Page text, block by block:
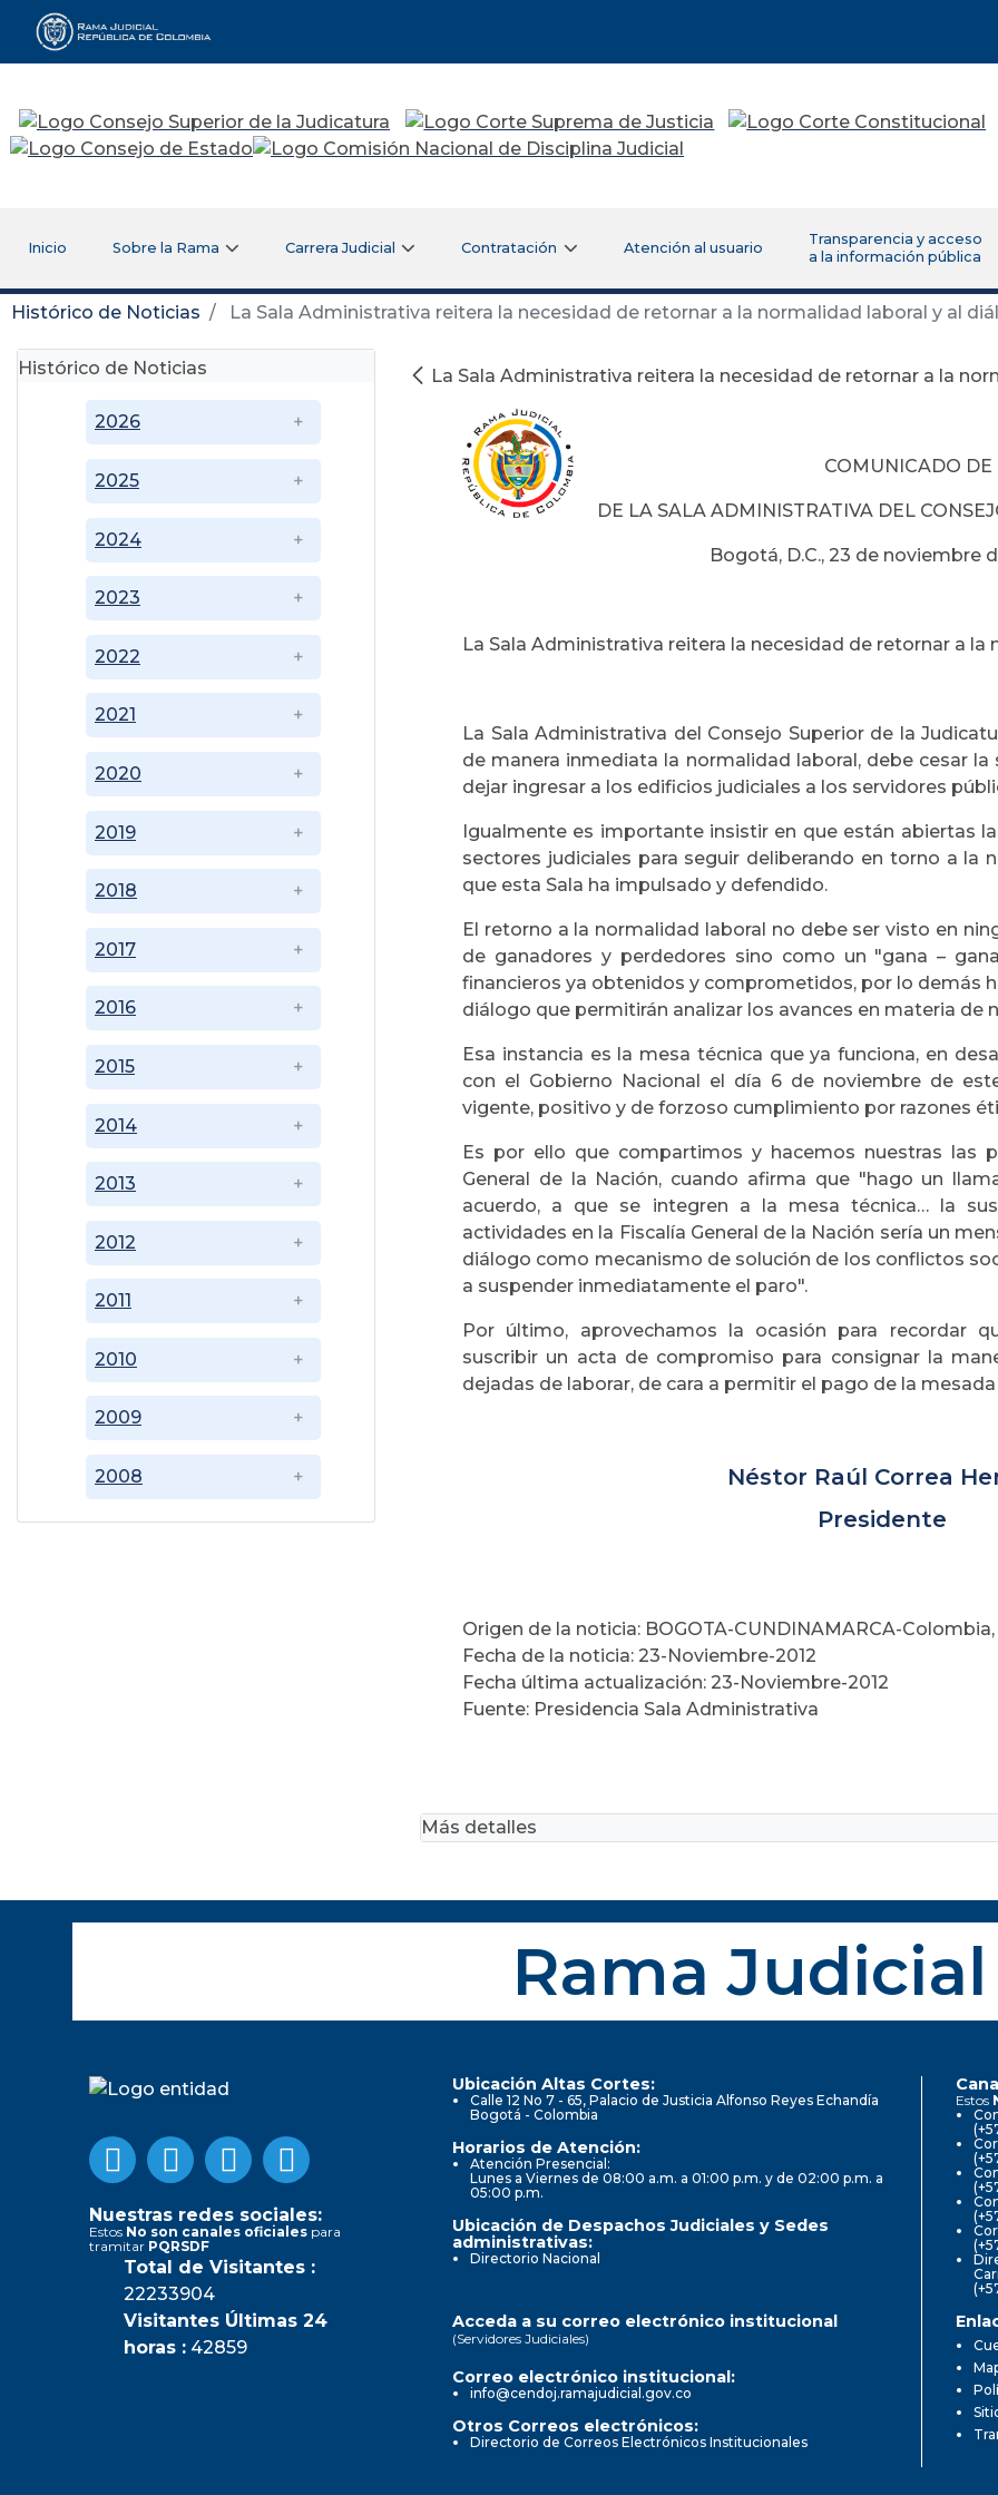
Rama Judicial
Inicio Sobre la Rama Carrera Judicial Contratación Atención al usuario
Transparencia y acceso
a la información pública
Histórico de Noticias La Sala Administrativa reitera la necesidad de retornar a la normalidad laboral y al
Histórico de Noticias
2008
2009
2010
2011
2012
2013
2014
2015
2016
2017
2018
2019
2020
2021
2022
2023
2024
2025
2026
La Sala Administrativa reitera la necesidad de retornar a la
COMUNICADO DE
DE LA SALA ADMINISTRATIVA DEL
Bogotá, D.C., 23 de noviembre
La Sala Administrativa reitera la necesidad de retornar a
La Sala Administrativa del Consejo Superior de la
de manera inmediata la normalidad laboral, debe cesar
dejar ingresar a los edificios judiciales a los servidores
Igualmente es importante insistir en que están abiertas
sectores judiciales para seguir deliberando en torno a la
que esta Sala ha impulsado y defendido.
El retorno a la normalidad laboral no debe ser visto en
de ganadores y perdedores sino como un "gana –
financieros ya obtenidos y comprometidos, por lo demás
diálogo que permitirán analizar los avances en materia de
Esa instancia es la mesa técnica que ya funciona, en
con el Gobierno Nacional el día 6 de noviembre de
vigente, positivo y de forzoso cumplimiento por razones
Es por ello que compartimos y hacemos nuestras las
General de la Nación, cuando afirma que "hago un
acuerdo, a que se integren a la mesa técnica… la
actividades en la Fiscalía General de la Nación sería un
diálogo como mecanismo de solución de los conflictos
a suspender inmediatamente el paro".
Por último, aprovechamos la ocasión para recordar
suscribir un acta de compromiso para consignar la
dejadas de laborar, de cara a permitir el pago de la
Néstor Raúl Correa
Presidente
Origen de la noticia: BOGOTA-CUNDINAMARCA-Colombia,
Fecha de la noticia: 23-Noviembre-2012
Fecha última actualización: 23-Noviembre-2012
Fuente: Presidencia Sala Administrativa
Más detalles
Rama Judicial
Nuestras redes sociales:
Estos No son canales oficiales para
tramitar PQRSDF
Total de Visitantes :
22233904
Visitantes Últimas 24
horas : 42859
Ubicación Altas Cortes:
Calle 12 No 7 - 65, Palacio de Justicia Alfonso Reyes Echandía
Bogotá - Colombia
Horarios de Atención:
Atención Presencial:
Lunes a Viernes de 08:00 a.m. a 01:00 p.m. y de 02:00 p.m. a
05:00 p.m.
Ubicación de Despachos Judiciales y Sedes
administrativas:
Directorio Nacional
Estos
Acceda a su correo electrónico institucional
(Servidores Judiciales)
Correo electrónico institucional:
info@cendoj.ramajudicial.gov.co
Otros Correos electrónicos:
Directorio de Correos Electrónicos Institucionales